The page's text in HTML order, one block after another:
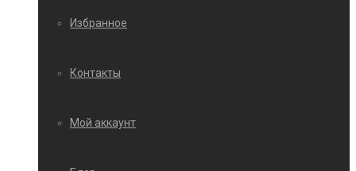
Избранное
Контакты
Мой аккаунт